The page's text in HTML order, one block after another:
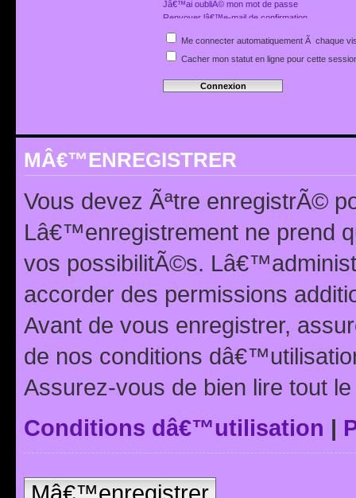
Jâ€™ai oubliÃ© mon mot de passe
Renvoyer lâ€™e-mail de confirmation
Me connecter automatiquement Ã chaque
Cacher mon statut en ligne pour cette
MÂ€™ENREGISTRER
Vous devez Ãªtre enregistrÃ©
Lâ€™enregistrement ne prend
vos possibilitÃ©s.
accorder des permissions
Avant de vous enregistrer,
de nos conditions
Assurez-vous de bien lire tout
Conditions dâ€™utilisation |
Mâ€™enregistrer